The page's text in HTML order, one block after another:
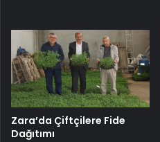
Zara’da Çiftçilere Fide
Dağıtımı